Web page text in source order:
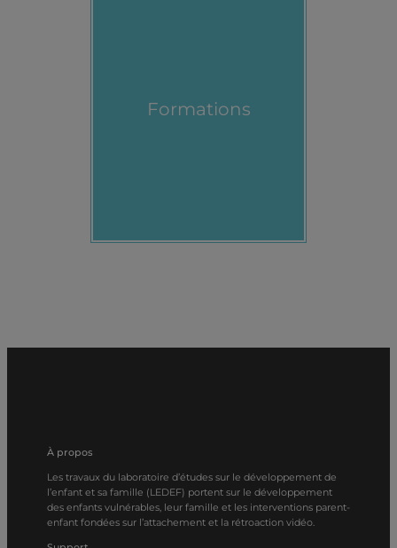
Formations
À propos
Les travaux du laboratoire d’études sur le développement de
l’enfant et sa famille (LEDEF) portent sur le développement
des enfants vulnérables, leur famille et les interventions parent-
enfant fondées sur l’attachement et la rétroaction vidéo.